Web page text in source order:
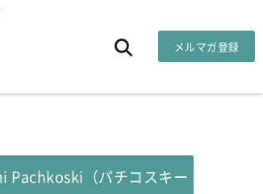
メルマガ登録
Pachkoski（パチコスキー